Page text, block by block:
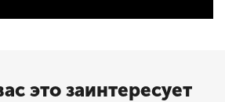
это заинтересует